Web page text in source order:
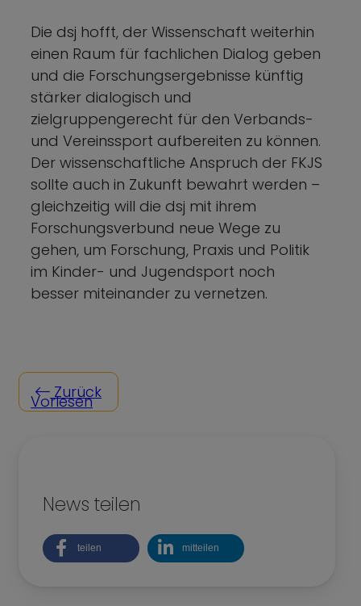
Die dsj hofft, der Wissenschaft weiterhin
einen Raum für fachlichen Dialog geben
und die Forschungsergebnisse künftig
stärker dialogisch und
zielgruppengerecht für den Verbands-
und Vereinssport aufbereiten zu können.
Der wissenschaftliche Anspruch der FKJS
sollte auch in Zukunft bewahrt werden –
gleichzeitig will die dsj mit ihrem
Forschungsverbund neue Wege zu
gehen, um Forschung, Praxis und Politik
im Kinder- und Jugendsport noch
besser miteinander zu vernetzen.
Zurück
Vorlesen
News teilen
teilen mitteilen